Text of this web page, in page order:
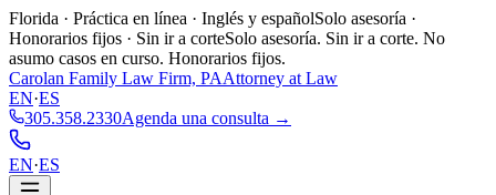
Florida · Práctica en línea · Inglés y españolSolo asesoría ·
Honorarios fijos · Sin ir a corteSolo asesoría. Sin ir a corte. No
asumo casos en curso. Honorarios fijos.
Carolan Family Law Firm, PAAttorney at Law
EN·ES
305.358.2330Agenda una consulta →
EN·ES